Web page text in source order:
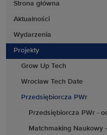
Strona główna
Aktualności
Wydarzenia
Projekty
Grow Up Tech
Wroclaw Tech Date
Przedsiębiorcza PWr
Przedsiębiorcza PWr -
Matchmaking Naukowy